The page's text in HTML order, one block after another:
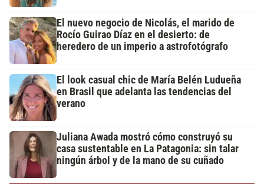
El nuevo negocio de Nicolás, el marido de
Rocío Guirao Díaz en el desierto: de
heredero de un imperio a astrofotógrafo
El look casual chic de María Belén Ludueña
en Brasil que adelanta las tendencias del
verano
Juliana Awada mostró cómo construyó su
casa sustentable en La Patagonia: sin talar
ningún árbol y de la mano de su cuñado